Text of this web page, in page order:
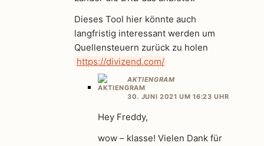
Dieses Tool hier könnte auch
langfristig interessant werden um
Quellensteuern zurück zu holen
https://divizend.com/
AKTIENGRAM
30. JUNI 2021 UM 16:23 UHR
Hey Freddy,
wow – klasse! Vielen Dank für